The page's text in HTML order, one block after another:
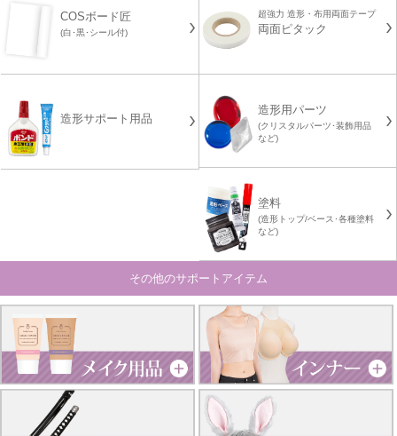
COSボード匠
(白･黒･シール付)
超強力 造形・布用両面テープ
両面ピタック
造形サポート用品
造形用パーツ
(クリスタルパーツ･装飾用品
など)
塗料
(造形トップ/ベース･各種塗料
など)
その他のサポートアイテム